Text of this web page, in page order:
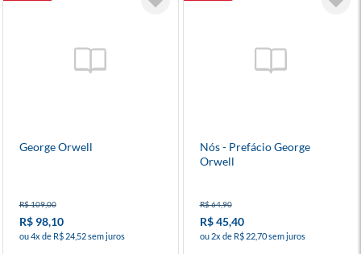
George Orwell
R$ 109,00
R$ 98,10
ou 4x de R$ 24,52 sem juros
Nós - Prefácio George
Orwell
R$ 64,90
R$ 45,40
ou 2x de R$ 22,70 sem juros